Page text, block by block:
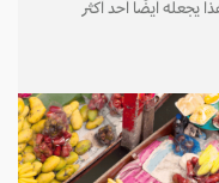
أيضًا أحد أكثر